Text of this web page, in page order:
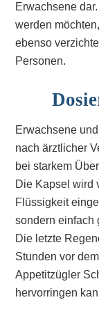
Erwachsene
werden
ebenso
Personen.
Erwachsene
nach ärztlicher
bei starkem
Die Kapsel wird
Flüssigkeit
sondern einfach
Die letzte
Stunden vor
Appetitzügler
hervorringen